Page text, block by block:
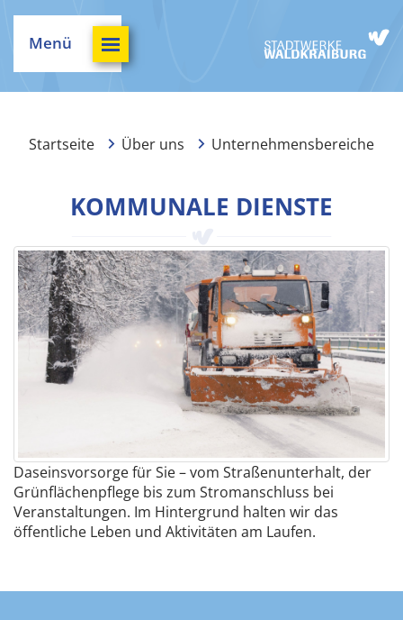
Menü
Startseite Über uns Unternehmensbereiche
KOMMUNALE DIENSTE
Daseinsvorsorge für Sie – vom Straßenunterhalt, der
Grünflächenpflege bis zum Stromanschluss bei
Veranstaltungen. Im Hintergrund halten wir das
öffentliche Leben und Aktivitäten am Laufen.